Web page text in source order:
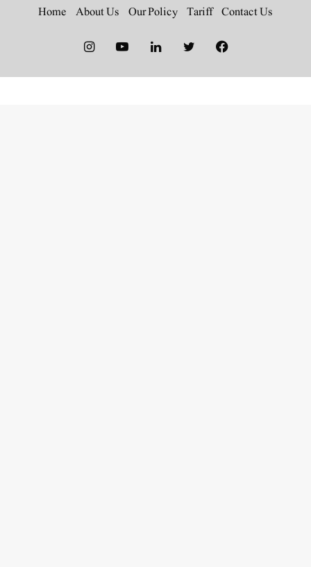
Contact Us
Tariff
Our Policy
About Us
Home
Facebook
Twitter
LinkedIn
YouTube
Instagram